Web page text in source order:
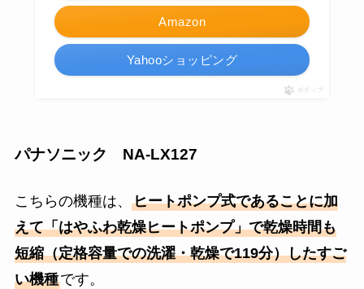
Amazon
Yahooショッピング
ポチップ
パナソニック NA-LX127
こちらの機種は、 ヒートポンプ式であることに加
えて「はやふわ乾燥ヒートポンプ」で乾燥時間も
短縮（定格容量での洗濯・乾燥で119分）したすご
い機種です。